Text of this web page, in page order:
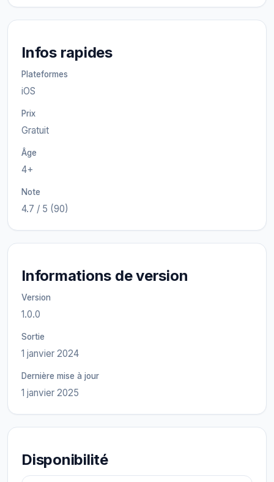
Infos rapides
Plateformes
iOS
Prix
Gratuit
Âge
4+
Note
4.7 / 5 (90)
Informations de version
Version
1.0.0
Sortie
1 janvier 2024
Dernière mise à jour
1 janvier 2025
Disponibilité